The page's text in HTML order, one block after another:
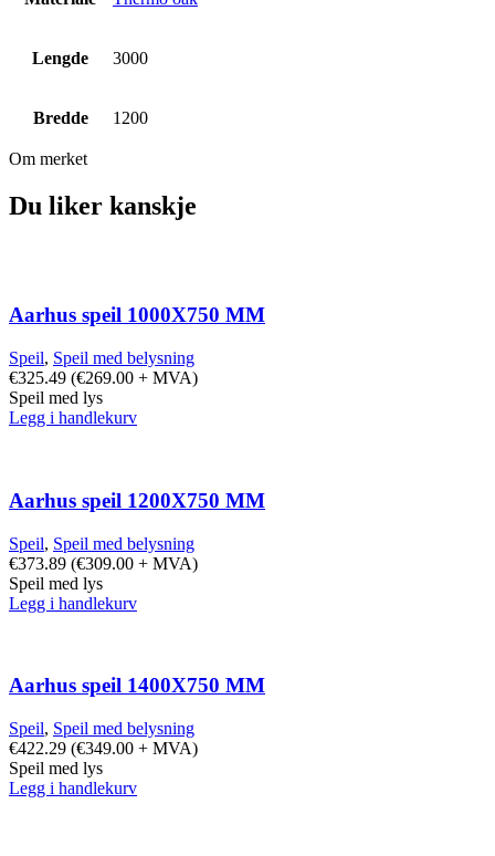
Lengde 3000
Bredde 1200
Om merket
Du liker kanskje
Aarhus speil 1000X750 MM
Speil, Speil med belysning
€325.49 (€269.00 + MVA)
Speil med lys
Legg i handlekurv
Aarhus speil 1200X750 MM
Speil, Speil med belysning
€373.89 (€309.00 + MVA)
Speil med lys
Legg i handlekurv
Aarhus speil 1400X750 MM
Speil, Speil med belysning
€422.29 (€349.00 + MVA)
Speil med lys
Legg i handlekurv